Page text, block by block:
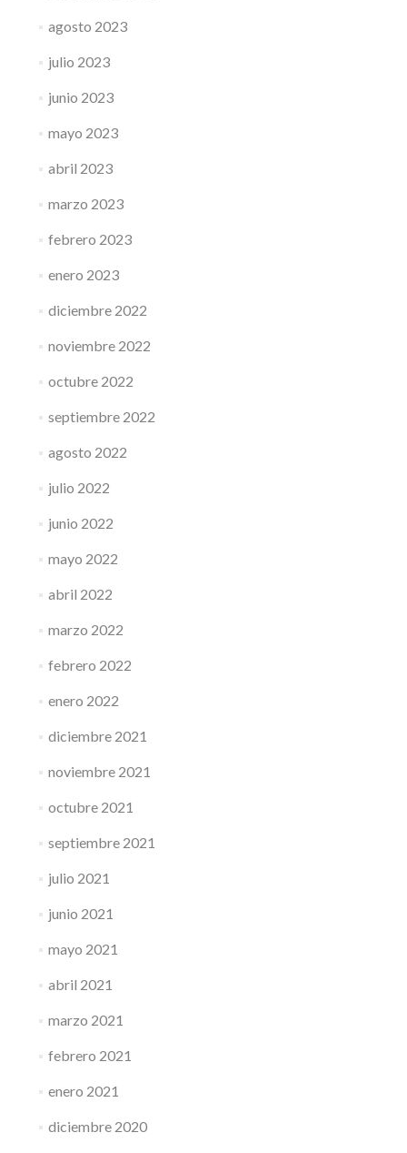
agosto 2023
julio 2023
junio 2023
mayo 2023
abril 2023
marzo 2023
febrero 2023
enero 2023
diciembre 2022
noviembre 2022
octubre 2022
septiembre 2022
agosto 2022
julio 2022
junio 2022
mayo 2022
abril 2022
marzo 2022
febrero 2022
enero 2022
diciembre 2021
noviembre 2021
octubre 2021
septiembre 2021
julio 2021
junio 2021
mayo 2021
abril 2021
marzo 2021
febrero 2021
enero 2021
diciembre 2020